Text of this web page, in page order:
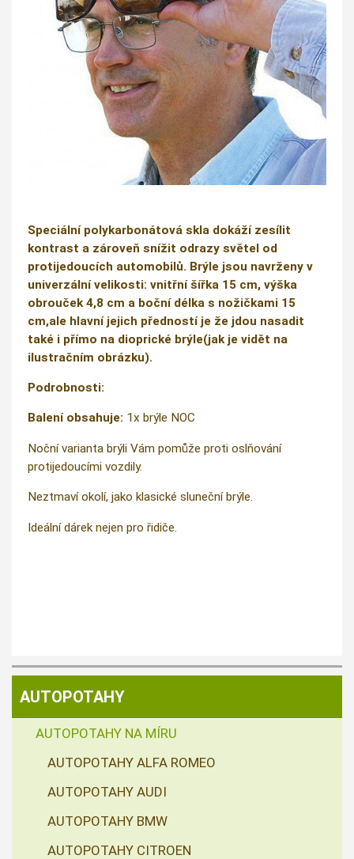
Speciální polykarbonátová skla dokáží zesílit
kontrast a zároveň snížit odrazy světel od
protijedoucích automobilů. Brýle jsou navrženy v
univerzální velikosti: vnitřní šířka 15 cm, výška
obrouček 4,8 cm a boční délka s nožičkami 15
cm,ale hlavní jejich předností je že jdou nasadit
také i přímo na dioprické brýle(jak je vidět na
ilustračním obrázku).
Podrobnosti:
Balení obsahuje: 1x brýle NOC
Noční varianta brýli Vám pomůže proti oslňování
protijedoucími vozdily.
Neztmaví okolí, jako klasické sluneční brýle.
Ideální dárek nejen pro řidiče.
AUTOPOTAHY
AUTOPOTAHY NA MÍRU
AUTOPOTAHY ALFA ROMEO
AUTOPOTAHY AUDI
AUTOPOTAHY BMW
AUTOPOTAHY CITROEN